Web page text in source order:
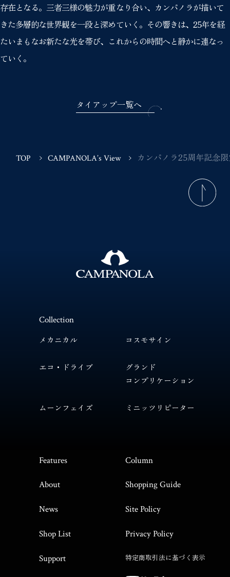
存在となる。三者三様の魅力が重なり合い、カンパノラが描いて
きた多層的な世界観を一段と深めていく。その響きは、25年を経
たいまもなお新たな光を帯び、これからの時間へと静かに連なっ
ていく。
タイアップ一覧へ
TOP CAMPANOLA’s View カンパノラ25周年記念
Collection
メカニカル
グランド
コンプリケーション
ミニッツリピーター
エコ・ドライブ
コスモサイン
ムーンフェイズ
Features
About
News
Shop List
Support
Column
Shopping Guide
Site Policy
Privacy Policy
特定商取引法に基づく表示